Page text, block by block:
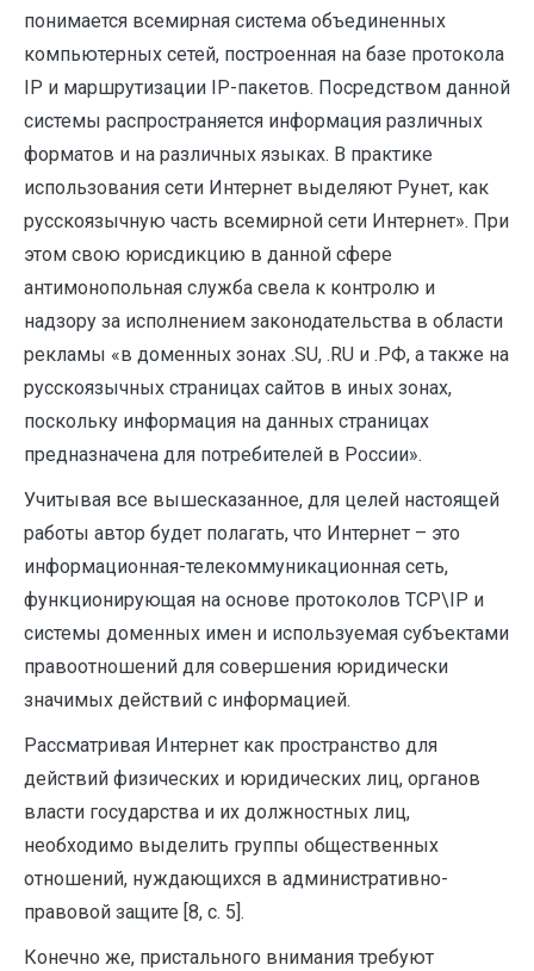
понимается всемирная система объединенных
компьютерных сетей, построенная на базе протокола
IP и маршрутизации IP-пакетов. Посредством данной
системы распространяется информация различных
форматов и на различных языках. В практике
использования сети Интернет выделяют Рунет, как
русскоязычную часть всемирной сети Интернет». При
этом свою юрисдикцию в данной сфере
антимонопольная служба свела к контролю и
надзору за исполнением законодательства в области
рекламы «в доменных зонах .SU, .RU и .РФ, а также на
русскоязычных страницах сайтов в иных зонах,
поскольку информация на данных страницах
предназначена для потребителей в России».
Учитывая все вышесказанное, для целей настоящей
работы автор будет полагать, что Интернет – это
информационная-телекоммуникационная сеть,
функционирующая на основе протоколов TCP\IP и
системы доменных имен и используемая субъектами
правоотношений для совершения юридически
значимых действий с информацией.
Рассматривая Интернет как пространство для
действий физических и юридических лиц, органов
власти государства и их должностных лиц,
необходимо выделить группы общественных
отношений, нуждающихся в административно-
правовой защите [8, с. 5].
Конечно же, пристального внимания требуют